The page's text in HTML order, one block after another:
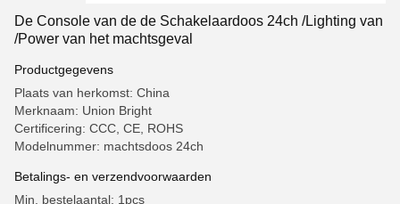
De Console van de de Schakelaardoos 24ch /Lighting van
/Power van het machtsgeval
Productgegevens
Plaats van herkomst: China
Merknaam: Union Bright
Certificering: CCC, CE, ROHS
Modelnummer: machtsdoos 24ch
Betalings- en verzendvoorwaarden
Min. bestelaantal: 1pcs